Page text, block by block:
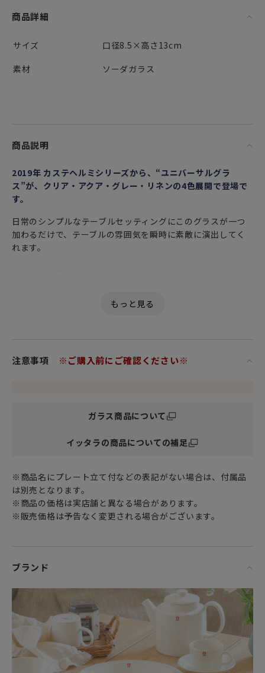
商品詳細
サイズ
口径8.5×高さ13cm
素材
ソーダガラス
商品説明
2019年 カステヘルミシリーズから、“ユニバーサルグラ
ス”が、クリア・アクア・グレー・リネンの4色展開で登場で
す。
日常のシンプルなテーブルセッティングにこのグラスが一つ
加わるだけで、テーブルの雰囲気を瞬時に素敵に演出してく
れます。
その名の通り、ユニバーサルに様々な場面で活躍する万能グ
コアなファンからは根強い人気を誇り、多くの人々を魅了し
錐形のフォルムが特徴です。見た目の美しさだけでなく、使
く、手にいい感じで馴染みます。さらに、表面の丸い粒の凸
どんな飲み物を注いでも食べ物を盛り付けても、美しく見せ
てくれるKastehelmiユニバーサルグラスは、プレートやボウ
ルと組み合わせれば日々のテーブルコーディネートをより華
やかに演出してくれるでしょう。
※3個所にプレス成形の際にできた縦ラインが見られます。
※デザインの特徴となっている露のような粒は外側について
います。飲み物が入る内側に凹凸はありません。
注意事項 ※ご購入前にご確認ください※
ガラス商品について
イッタラの商品についての補足
※商品名にプレート立て付などの表記がない場合は、付属品
は別売となります。
※商品の価格は実店舗と異なる場合があります。
※販売価格は予告なく変更される場合がございます。
ブランド